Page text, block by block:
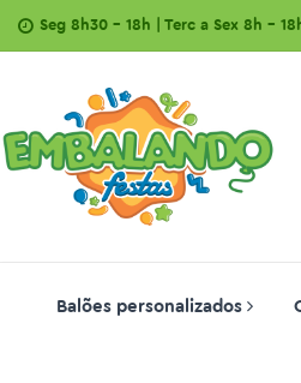
Seg 8h30 - 18h | Terc a Sex 8h -
Balões personalizados